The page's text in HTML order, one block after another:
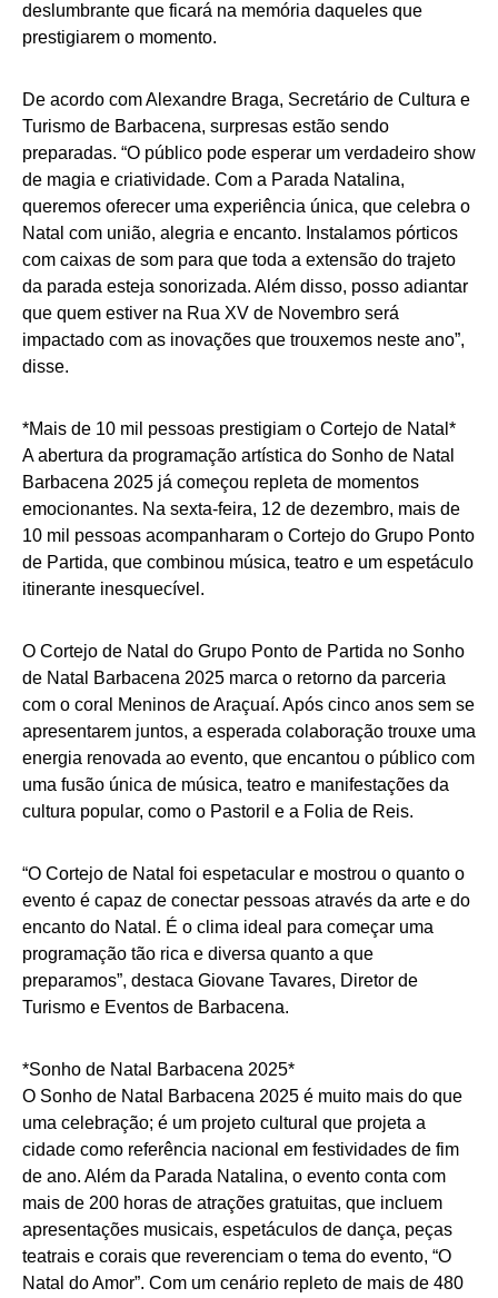
deslumbrante que ficará na memória daqueles que
prestigiarem o momento.
De acordo com Alexandre Braga, Secretário de Cultura e
Turismo de Barbacena, surpresas estão sendo
preparadas. “O público pode esperar um verdadeiro show
de magia e criatividade. Com a Parada Natalina,
queremos oferecer uma experiência única, que celebra o
Natal com união, alegria e encanto. Instalamos pórticos
com caixas de som para que toda a extensão do trajeto
da parada esteja sonorizada. Além disso, posso adiantar
que quem estiver na Rua XV de Novembro será
impactado com as inovações que trouxemos neste ano”,
disse.
*Mais de 10 mil pessoas prestigiam o Cortejo de Natal*
A abertura da programação artística do Sonho de Natal
Barbacena 2025 já começou repleta de momentos
emocionantes. Na sexta-feira, 12 de dezembro, mais de
10 mil pessoas acompanharam o Cortejo do Grupo Ponto
de Partida, que combinou música, teatro e um espetáculo
itinerante inesquecível.
O Cortejo de Natal do Grupo Ponto de Partida no Sonho
de Natal Barbacena 2025 marca o retorno da parceria
com o coral Meninos de Araçuaí. Após cinco anos sem se
apresentarem juntos, a esperada colaboração trouxe uma
energia renovada ao evento, que encantou o público com
uma fusão única de música, teatro e manifestações da
cultura popular, como o Pastoril e a Folia de Reis.
“O Cortejo de Natal foi espetacular e mostrou o quanto o
evento é capaz de conectar pessoas através da arte e do
encanto do Natal. É o clima ideal para começar uma
programação tão rica e diversa quanto a que
preparamos”, destaca Giovane Tavares, Diretor de
Turismo e Eventos de Barbacena.
*Sonho de Natal Barbacena 2025*
O Sonho de Natal Barbacena 2025 é muito mais do que
uma celebração; é um projeto cultural que projeta a
cidade como referência nacional em festividades de fim
de ano. Além da Parada Natalina, o evento conta com
mais de 200 horas de atrações gratuitas, que incluem
apresentações musicais, espetáculos de dança, peças
teatrais e corais que reverenciam o tema do evento, “O
Natal do Amor”. Com um cenário repleto de mais de 480